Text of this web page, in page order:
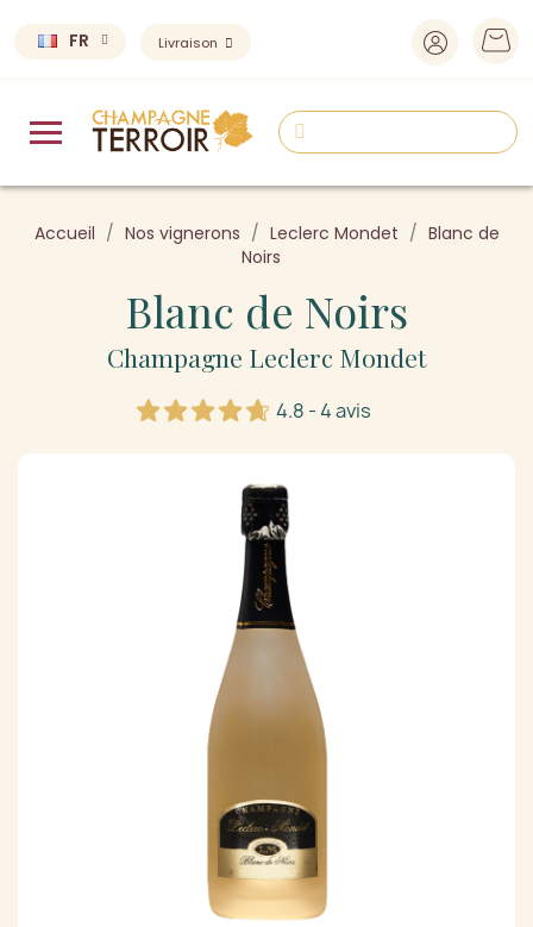
FR Livraison
Accueil Nos vignerons Leclerc Mondet
Blanc de
Noirs
Blanc de Noirs
Champagne Leclerc Mondet
4.8 - 4 avis